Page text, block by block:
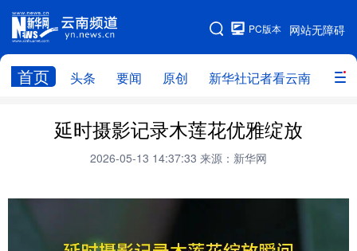
网站无障碍
PC版本
首页 头条 要闻 原创 新华社记者看云南 政务
网站地图
头条 云南要闻 本网原创
新华社记者看云南 政务
图片
延时摄影记录木莲花优雅绽放
2026-05-13 14:37:33 来源：新华网